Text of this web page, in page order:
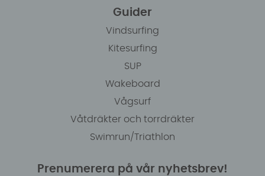
Guider
Vindsurfing
Kitesurfing
SUP
Wakeboard
Vågsurf
Våtdräkter och torrdräkter
Swimrun/Triathlon
Prenumerera på vår nyhetsbrev!